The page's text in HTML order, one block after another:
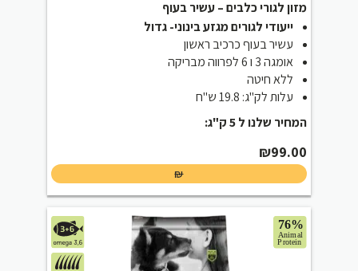
מזון לגורי כלבים – עשיר בעוף
ייעודי לגורים מגזע בינוני- גדול
עשיר בעוף כרכיב ראשון
אומגה 3 ו 6 לפרווה מבריקה
ללא חיטה
עלות לק"ג: 19.8 ש"ח
המחיר שלנו ל 5 ק"ג:
₪99.00
₪